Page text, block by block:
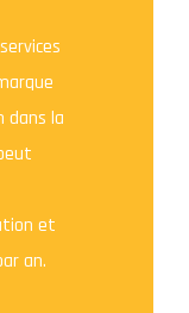
dans la
et
an.